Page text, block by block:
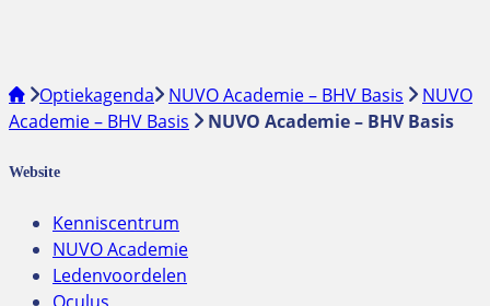
Optiekagenda NUVO Academie – BHV Basis
NUVO
Academie – BHV Basis
NUVO Academie – BHV Basis
Website
Kenniscentrum
NUVO Academie
Ledenvoordelen